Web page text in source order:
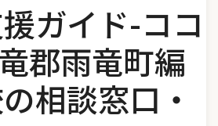
ガイド-ココ
郡雨竜町編
相談窓口・